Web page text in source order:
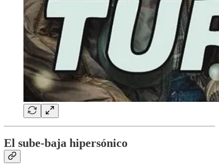
El sube-baja hipersónico